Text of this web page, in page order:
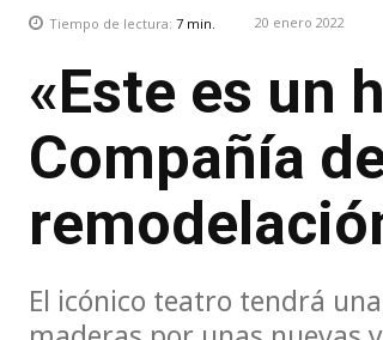
Tiempo de lectura: 7 min. 20 enero 2022
«Este es un
Compañía
El icónico teatro tendrá